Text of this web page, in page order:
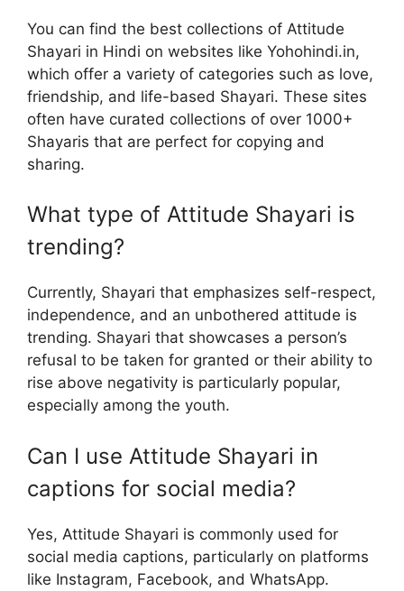
You can find the best collections of Attitude
Shayari in Hindi on websites like Yohohindi.in,
which offer a variety of categories such as love,
friendship, and life-based Shayari. These sites
often have curated collections of over 1000+
Shayaris that are perfect for copying and
sharing.
What type of Attitude Shayari is
trending?
Currently, Shayari that emphasizes self-respect,
independence, and an unbothered attitude is
trending. Shayari that showcases a person’s
refusal to be taken for granted or their ability to
rise above negativity is particularly popular,
especially among the youth.
Can I use Attitude Shayari in
captions for social media?
Yes, Attitude Shayari is commonly used for
social media captions, particularly on platforms
like Instagram, Facebook, and WhatsApp.